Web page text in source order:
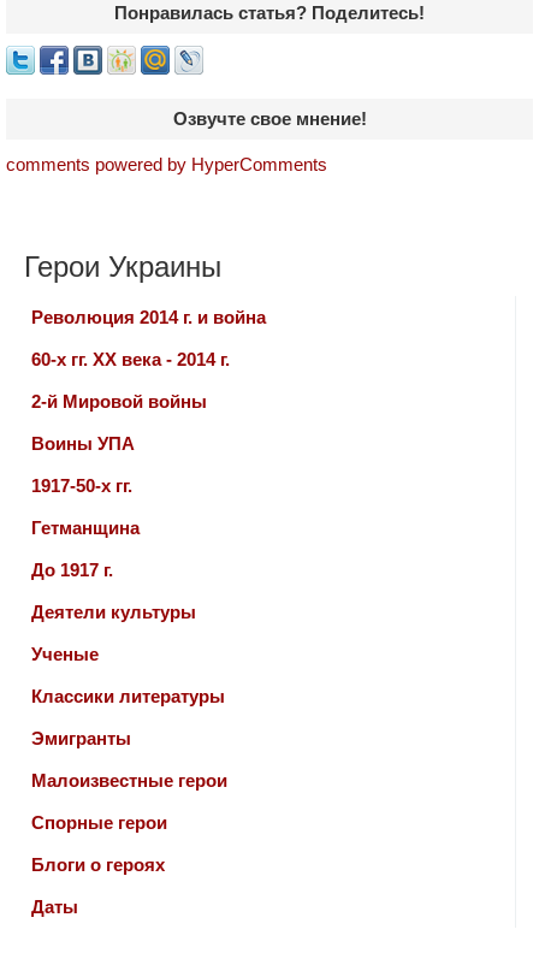
Понравилась статья? Поделитесь!
Озвучте свое мнение!
comments powered by HyperComments
Герои Украины
Революция 2014 г. и война
60-х гг. ХХ века - 2014 г.
2-й Мировой войны
Воины УПА
1917-50-х гг.
Гетманщина
До 1917 г.
Деятели культуры
Ученые
Классики литературы
Эмигранты
Малоизвестные герои
Спорные герои
Блоги о героях
Даты